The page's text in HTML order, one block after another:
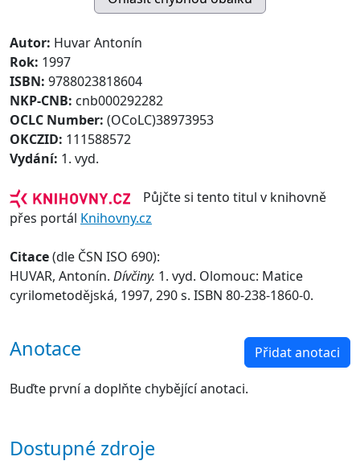
Autor: Huvar Antonín
Rok: 1997
ISBN: 9788023818604
NKP-CNB: cnb000292282
OCLC Number: (OCoLC)38973953
OKCZID: 111588572
Vydání: 1. vyd.
Půjčte si tento titul v knihovně
přes portál Knihovny.cz
Citace(dle ČSN ISO 690):
HUVAR, Antonín. Dívčiny. 1. vyd. Olomouc: Matice
cyrilometodějská, 1997, 290 s. ISBN 80-238-1860-0.
Anotace Přidat anotaci
Buďte první a doplňte chybějící anotaci.
Dostupné zdroje